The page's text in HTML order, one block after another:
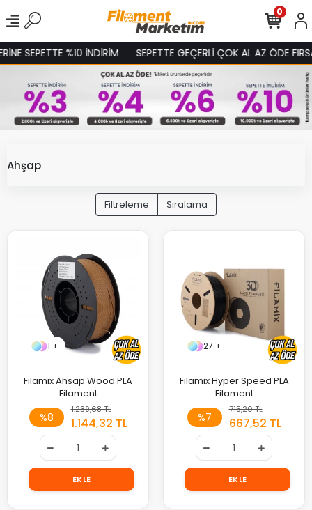
SEPETTE %10 İNDİRİM SEPETTE GEÇERLİ ÇOK AL AZ ÖDE
0
Ahşap
Filtreleme Sıralama
1 +
Filamix Ahsap Wood PLA
Filament
%8
1.239,68 TL
1.144,32 TL
EKLE
27 +
Filamix Hyper Speed PLA
Filament
%7
715,20 TL
667,52 TL
EKLE